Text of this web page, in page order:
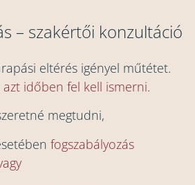
– szakértői konzultáció
eltérés igényel műtétet.
azt időben fel kell ismerni.
megtudni,
fogszabályozás